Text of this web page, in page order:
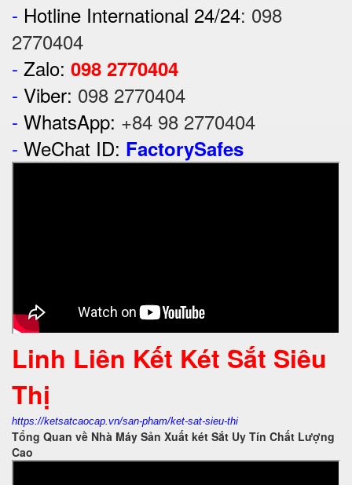
- Hotline International 24/24: 098
2770404
- Zalo: 098 2770404
- Viber: 098 2770404
- WhatsApp: +84 98 2770404
- WeChat ID: FactorySafes
Linh Liên Kết Két Sắt Siêu
Thị
https://ketsatcaocap.vn/san-pham/ket-sat-sieu-thi
Tổng Quan về Nhà Máy Sản Xuất két Sắt Uy Tín Chất Lượng
Cao